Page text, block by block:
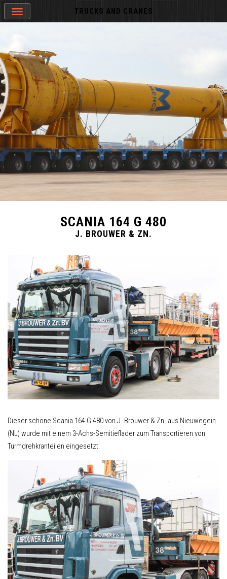
SCANIA 164 G 480
J. BROUWER & ZN.
Dieser schöne Scania 164 G 480 von J. Brouwer & Zn. aus Nieuwegein
(NL) wurde mit einem 3-Achs-Semitieflader zum Transportieren von
Turmdrehkranteilen eingesetzt.
TRUCKS AND CRANES